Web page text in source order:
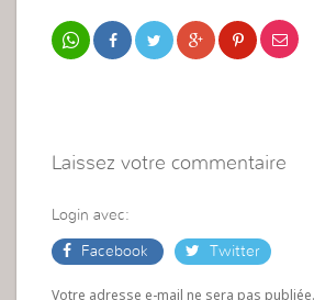
Laissez votre commentaire
Login avec:
Facebook Twitter
Votre adresse e-mail ne sera pas